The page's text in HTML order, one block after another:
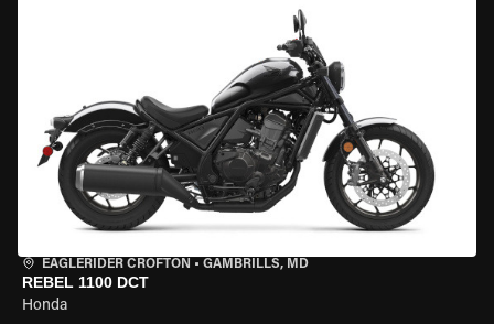
EAGLERIDER CROFTON • GAMBRILLS, MD
REBEL 1100 DCT
Honda